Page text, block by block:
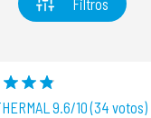
Filtros
9.6/10 (34 votos)